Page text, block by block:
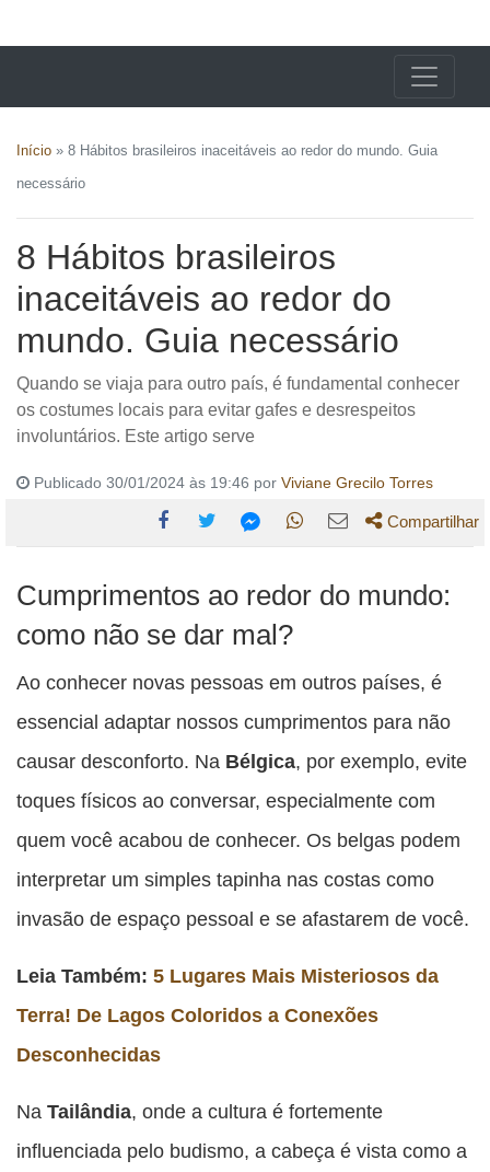
Início » 8 Hábitos brasileiros inaceitáveis ao redor do mundo. Guia
necessário
8 Hábitos brasileiros
inaceitáveis ao redor do
mundo. Guia necessário
Quando se viaja para outro país, é fundamental conhecer
os costumes locais para evitar gafes e desrespeitos
involuntários. Este artigo serve
Publicado 30/01/2024 às 19:46 por Viviane Grecilo Torres
esta
publicação
Facebook
esta
publicação
Twitter
esta
publicação
Messenger
esta
WhatsApp
esta
Email
Compartilhar
Cumprimentos ao redor do mundo:
como não se dar mal?
Ao conhecer novas pessoas em outros países, é
essencial adaptar nossos cumprimentos para não
causar desconforto. Na Bélgica, por exemplo, evite
toques físicos ao conversar, especialmente com
quem você acabou de conhecer. Os belgas podem
interpretar um simples tapinha nas costas como
invasão de espaço pessoal e se afastarem de você.
Leia Também: 5 Lugares Mais Misteriosos da
Terra! De Lagos Coloridos a Conexões
Desconhecidas
Na Tailândia, onde a cultura é fortemente
influenciada pelo budismo, a cabeça é vista como a